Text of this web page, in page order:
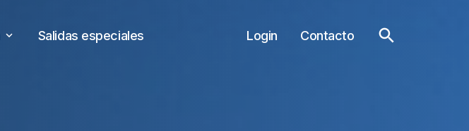
Salidas especiales Login Contacto